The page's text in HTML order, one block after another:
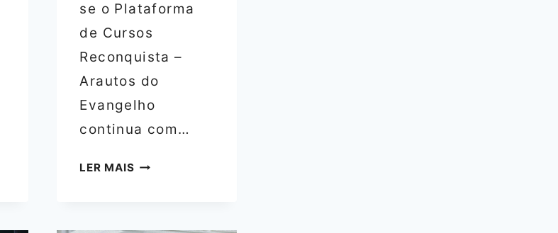
se o Plataforma
de Cursos
Reconquista –
Arautos do
Evangelho
continua com…
LER MAIS PLATAFORMA